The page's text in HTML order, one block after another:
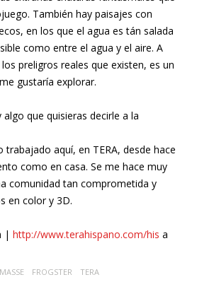
También hay paisajes con
en los que el agua es tán salada
como entre el agua y el aire. A
preligros reales que existen, es un
gustaría explorar.
algo que quisieras decirle a la
trabajado aquí, en TERA, desde hace
como en casa. Se me hace muy
comunidad tan comprometida y
en color y 3D.
| http://www.terahispano.com/his a
FROGSTER TERA